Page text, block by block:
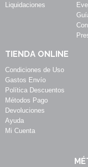
Liquidaciones
TIENDA ONLINE
Condiciones de Uso
Gastos Envío
Política Descuentos
Métodos Pago
Devoluciones
Ayuda
Mi Cuenta